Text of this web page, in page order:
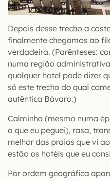
Depois desse trecho a
finalmente chegamos ao
verdadeira. (Parênteses:
numa região
qualquer hotel pode dizer
só este trecho do qual
autêntica Bávaro.)
Calminha (mesmo numa
a que eu peguei), rasa,
melhor das praias que vi
estão os hotéis que eu
Por ordem geográfica